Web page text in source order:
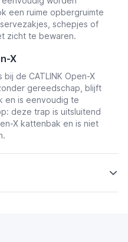
een ruime opbergruimte
schepjes of
zicht te bewaren.
X
de CATLINK Open-X
gereedschap, blijft
en is eenvoudig te
deze trap is uitsluitend
X kattenbak en is niet